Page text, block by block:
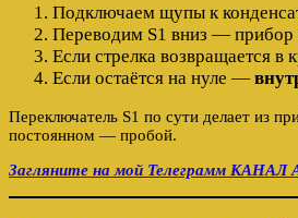
Подключаем щупы к
Переводим S1 вниз — прибор
Если стрелка возвращается
Если остаётся на нуле —
Переключатель S1 по сути делает из
постоянном — пробой.
Загляните на мой Телеграмм КАНАЛ